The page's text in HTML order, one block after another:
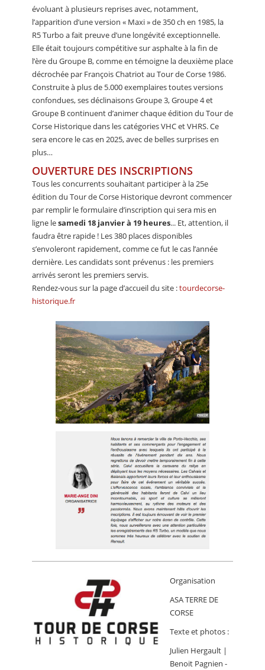
évoluant à plusieurs reprises avec, notamment,
l’apparition d’une version « Maxi » de 350 ch en 1985, la
R5 Turbo a fait preuve d’une longévité exceptionnelle.
Elle était toujours compétitive sur asphalte à la fin de
l’ère du Groupe B, comme en témoigne la deuxième place
décrochée par François Chatriot au Tour de Corse 1986.
Construite à plus de 5.000 exemplaires toutes versions
confondues, ses déclinaisons Groupe 3, Groupe 4 et
Groupe B continuent d’animer chaque édition du Tour de
Corse Historique dans les catégories VHC et VHRS. Ce
sera encore le cas en 2025, avec de belles surprises en
plus…
OUVERTURE DES INSCRIPTIONS
Tous les concurrents souhaitant participer à la 25e
édition du Tour de Corse Historique devront commencer
par remplir le formulaire d’inscription qui sera mis en
ligne lesamedi 18 janvier à 19 heures... Et, attention, il
faudra être rapide ! Les 380 places disponibles
s’envoleront rapidement, comme ce fut le cas l’année
dernière. Les candidats sont prévenus : les premiers
arrivés seront les premiers servis.
Rendez-vous sur la page d’accueil du site :tourdecorse-
historique.fr
Organisation
ASA TERRE DE
CORSE
Texte et photos :
Julien Hergault |
Benoit Pagnien -